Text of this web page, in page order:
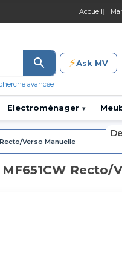
Accueil
avancée
⚡Ask MV
Electroménager ▾
Verso Manuelle
Recto/